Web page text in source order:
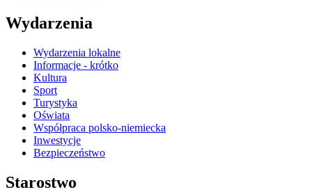
Wydarzenia
Wydarzenia lokalne
Informacje - krótko
Kultura
Sport
Turystyka
Oświata
Współpraca polsko-niemiecka
Inwestycje
Bezpieczeństwo
Starostwo